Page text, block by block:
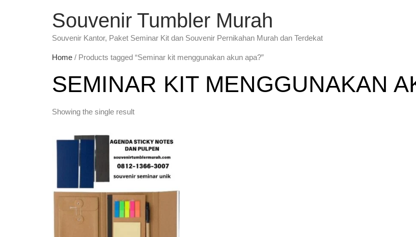
Souvenir Tumbler Murah
Souvenir Kantor, Paket Seminar Kit dan Souvenir Pernikahan Murah dan Terdekat
Home / Products tagged “Seminar kit menggunakan akun apa?”
SEMINAR KIT MENGGUNAKAN
Showing the single result